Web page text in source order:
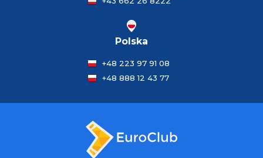
Polska
+48 223 97 91 08
+48 888 12 43 77